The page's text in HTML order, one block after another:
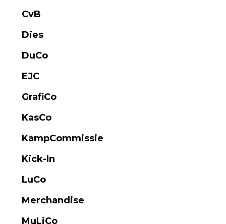
CvB
Dies
DuCo
EJC
GrafiCo
KasCo
KampCommissie
Kick-In
LuCo
Merchandise
MuLiCo